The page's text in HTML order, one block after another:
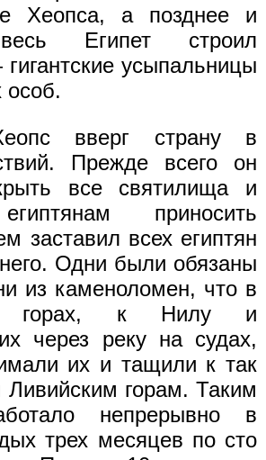
Хеопса, а позднее и
Египет строил
усыпальницы
особ.
вверг страну в
Прежде всего он
все святилища и
приносить
заставил всех египтян
Одни были обязаны
из каменоломен, что в
горах, к Нилу и
через реку на судах,
их и тащили к так
горам. Таким
непрерывно в
трех месяцев по сто